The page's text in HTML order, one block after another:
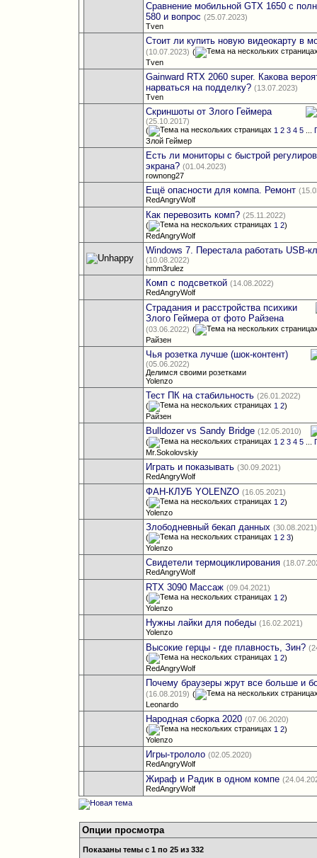
Сравнение мобильной GTX 1650 с
580 и вопрос (25.07.2023)
Tven
Стоит ли купить новую видеокарту в
(10.07.2023) (
Tven
Gainward RTX 2060 super. Какова
нарваться на подделку? (13.07.2023)
Tven
Скриншоты от Злого Геймера
(25.10.2017)
(
1 2 3 4 5 ...
Злой Геймер
Есть ли мониторы с быстрой
экрана? (01.04.2023)
rownong27
Ещё опасности для компа. Ремонт
RedAngryWolf
Как перевозить комп? (25.11.2022)
(
1 2)
RedAngryWolf
Windows 7. Перестала работать USB-
(10.08.2022)
hmm3rulez
Комп с подсветкой (14.08.2022)
RedAngryWolf
Страдания и расстройства психики
Злого Геймера от фото Райзена
(03.06.2022) (
Райзен
Чья розетка лучше (шок-контент)
(05.06.2022)
Делимся своими розетками
Yolenzo
Тест ПК на стабильность (26.01.2022)
(
1 2)
Райзен
Bulldozer vs Sandy Bridge (12.05.2010)
(
1 2 3 4 5 ...
Mr.Sokolovskiy
Играть и показывать (30.09.2021)
RedAngryWolf
ФАН-КЛУБ YOLENZO (16.05.2021)
(
1 2)
Yolenzo
Злободневный бекап данных (30.08.2021)
(
1 2 3)
Yolenzo
Свидетели термоциклирования
RedAngryWolf
RTX 3090 Массаж (09.04.2021)
(
1 2)
Yolenzo
Нужны лайки для победы (16.02.2021)
Yolenzo
Высокие герцы - где плавность, Зин?
(
1 2)
RedAngryWolf
Почему браузеры жрут все больше и
(16.08.2019) (
Leonardo
Народная сборка 2020 (07.06.2020)
(
1 2)
Yolenzo
Игры-трололо (02.05.2020)
RedAngryWolf
Жираф и Радик в одном компе
RedAngryWolf
Опции просмотра
Показаны темы с 1 по 25 из 332